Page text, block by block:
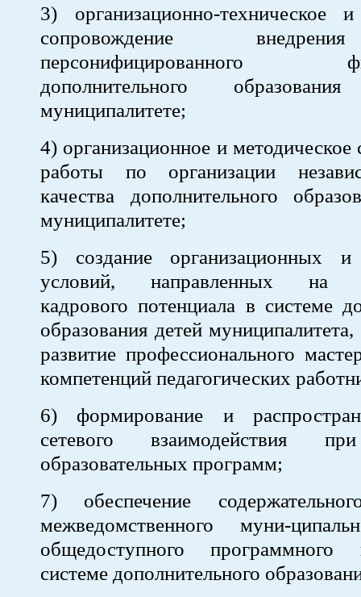
3) организационно-техническое
сопровождение
персонифицированного
дополнительного
муниципалитете;
4) организационное и
работы по организации
качества дополнительного
муниципалитете;
5) создание организационных и
условий, направленных на
кадрового потенциала в системе
образования детей
развитие профессионального
компетенций педагогических
6) формирование и
сетевого взаимодействия
образовательных программ;
7) обеспечение
межведомственного муни-
общедоступного программного
системе дополнительного